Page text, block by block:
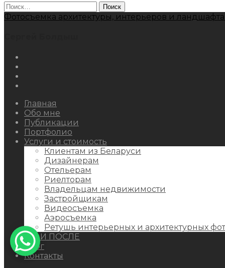
Найти:
Фотосъемка архитектуры, интерьеров и
Главная
Обо мне
Публикации
Портфолио
Услуги и стоимость
Клиентам из Беларуси
Дизайнерам
Отельерам
Риелторам
Владельцам недвижимости
Застройщикам
Видеосъемка
Аэросъемка
Ретушь интерьерных и архитектурных
ДО И ПОСЛЕ
Блог
Контакты